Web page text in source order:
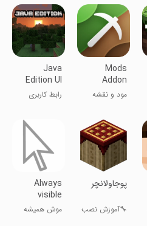
Mods
Addon
Skins for
Minecraft
مود و نقشه
Java
Edition UI
for
Minecraft
رابط کاربری
‏پوجاولانچر
🔧آموزش نصب
Always
visible
mouse
موش همیشه